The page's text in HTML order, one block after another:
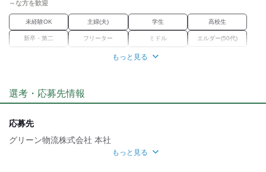
～な方を歓迎
未経験OK 主婦(夫) 学生 高校生
新卒・第二 フリーター ミドル エルダー(50代)
ブランク
オープニング
社保あり 研修制度
もっと見る
選考・応募先情報
応募先
グリーン物流株式会社 本社
もっと見る